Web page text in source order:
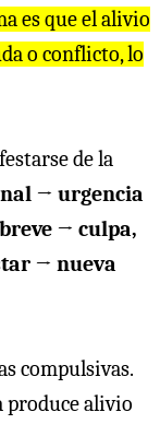
es que el alivio
o conflicto, lo
de la
→ urgencia
→ culpa,
→ nueva
compulsivas.
produce alivio